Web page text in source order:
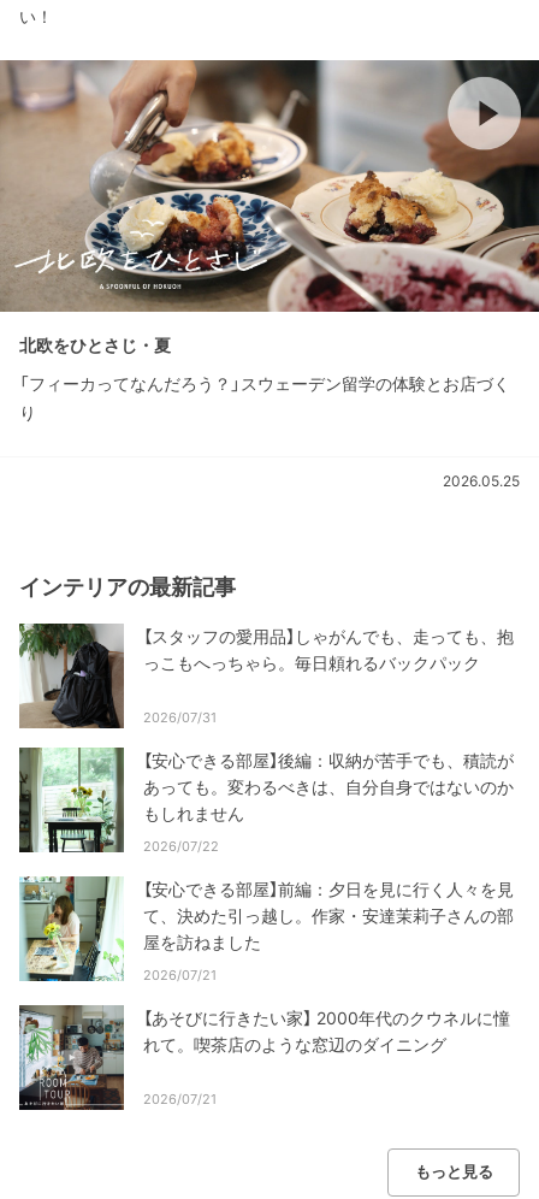
い！
北欧をひとさじ・夏
「フィーカってなんだろう？」スウェーデン留学の体験とお店づく
り
2026.05.25
インテリアの最新記事
【スタッフの愛用品】しゃがんでも、走っても、抱
っこもへっちゃら。毎日頼れるバックパック
2026/07/31
【安心できる部屋】後編：収納が苦手でも、積読が
あっても。変わるべきは、自分自身ではないのか
もしれません
2026/07/22
【安心できる部屋】前編：夕日を見に行く人々を見
て、決めた引っ越し。作家・安達茉莉子さんの部
屋を訪ねました
2026/07/21
【あそびに行きたい家】 2000年代のクウネルに憧
れて。喫茶店のような窓辺のダイニング
2026/07/21
もっと見る